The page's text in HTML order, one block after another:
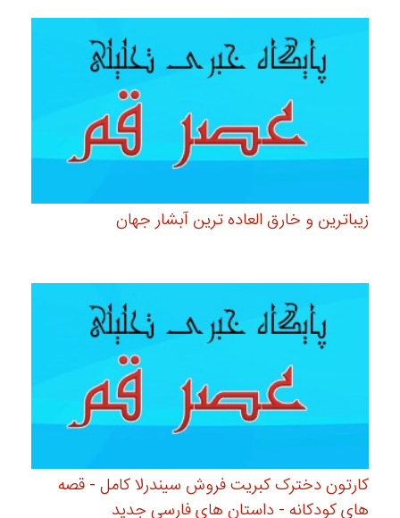
زیباترین و خارق العاده ترین آبشار جهان
کارتون دخترک کبریت فروش سیندرلا کامل - قصه
های کودکانه - داستان های فارسی جدید